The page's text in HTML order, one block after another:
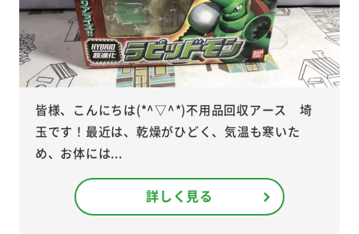
皆様、こんにちは(*^▽^*)不用品回収アース 埼
玉です！最近は、乾燥がひどく、気温も寒いた
め、お体には...
詳しく見る